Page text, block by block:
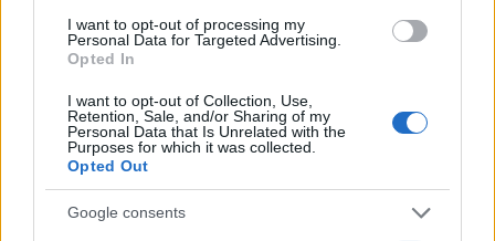
I want to opt-out of processing my
Personal Data for Targeted Advertising.
Opted In
I want to opt-out of Collection, Use,
Retention, Sale, and/or Sharing of my
Personal Data that Is Unrelated with the
Purposes for which it was collected.
Opted Out
Google consents
ΔΙΑΦΗΜΙΣΗ